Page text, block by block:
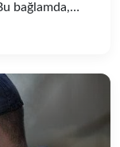
bağlamda,
canlı yayın
yayın